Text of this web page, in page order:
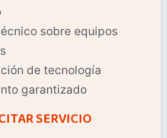
sobre equipos
de tecnología
garantizado
SERVICIO